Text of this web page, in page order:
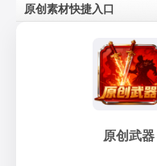
›
原创素材快捷入口
原创武器